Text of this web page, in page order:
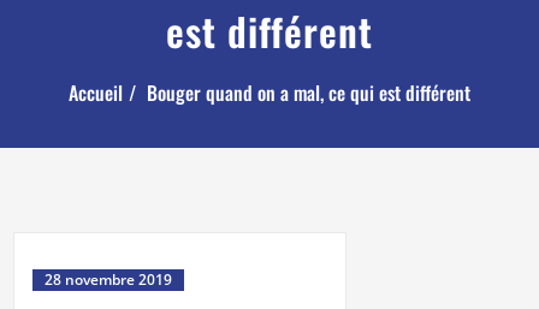
est différent
Accueil Bouger quand on a mal, ce qui est différent
28 novembre 2019